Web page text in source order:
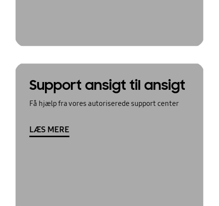
Support ansigt til ansigt
Få hjælp fra vores autoriserede support center
LÆS MERE